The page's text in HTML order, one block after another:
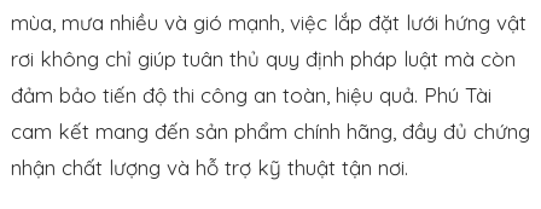
mùa, mưa nhiều và gió mạnh, việc lắp đặt lưới hứng vật
rơi không chỉ giúp tuân thủ quy định pháp luật mà còn
đảm bảo tiến độ thi công an toàn, hiệu quả. Phú Tài
cam kết mang đến sản phẩm chính hãng, đầy đủ chứng
nhận chất lượng và hỗ trợ kỹ thuật tận nơi.